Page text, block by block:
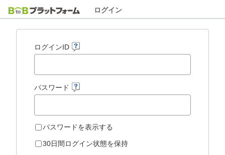
ログイン
ログインID
パスワード
パスワードを表示する
30日間ログイン状態を保持